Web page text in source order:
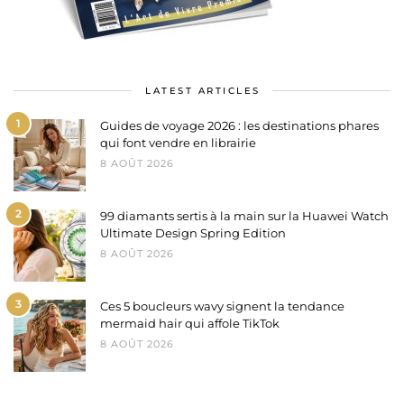
LATEST ARTICLES
1
Guides de voyage 2026 : les destinations phares
qui font vendre en librairie
8 AOÛT 2026
2
99 diamants sertis à la main sur la Huawei Watch
Ultimate Design Spring Edition
8 AOÛT 2026
3
Ces 5 boucleurs wavy signent la tendance
mermaid hair qui affole TikTok
8 AOÛT 2026